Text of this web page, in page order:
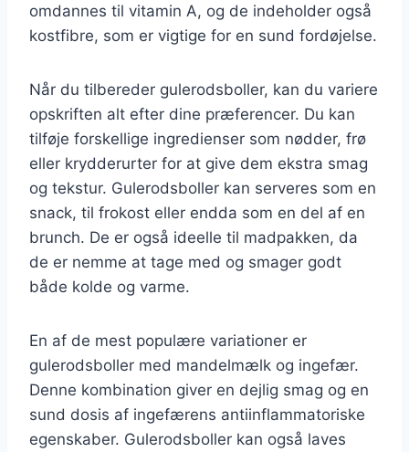
omdannes til vitamin A, og de indeholder også
kostfibre, som er vigtige for en sund fordøjelse.
Når du tilbereder gulerodsboller, kan du variere
opskriften alt efter dine præferencer. Du kan
tilføje forskellige ingredienser som nødder, frø
eller krydderurter for at give dem ekstra smag
og tekstur. Gulerodsboller kan serveres som en
snack, til frokost eller endda som en del af en
brunch. De er også ideelle til madpakken, da
de er nemme at tage med og smager godt
både kolde og varme.
En af de mest populære variationer er
gulerodsboller med mandelmælk og ingefær.
Denne kombination giver en dejlig smag og en
sund dosis af ingefærens antiinflammatoriske
egenskaber. Gulerodsboller kan også laves